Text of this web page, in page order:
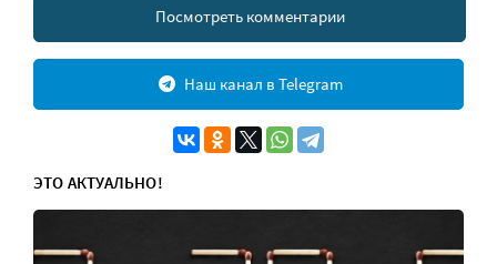
Посмотреть комментарии
Наш канал в Telegram
ЭТО АКТУАЛЬНО!